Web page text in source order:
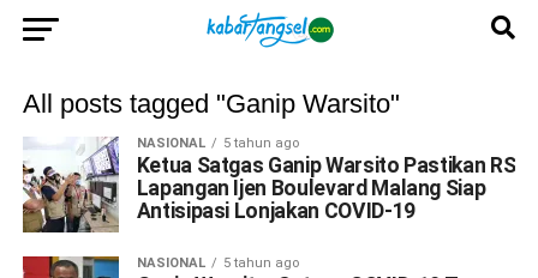
All posts tagged "Ganip Warsito"
NASIONAL 5 tahun ago
Ketua Satgas Ganip Warsito Pastikan RS
Lapangan Ijen Boulevard Malang Siap
Antisipasi Lonjakan COVID-19
NASIONAL 5 tahun ago